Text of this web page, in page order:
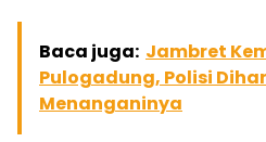
Baca juga: Jambret
Pulogadung, Polisi
Menanganinya